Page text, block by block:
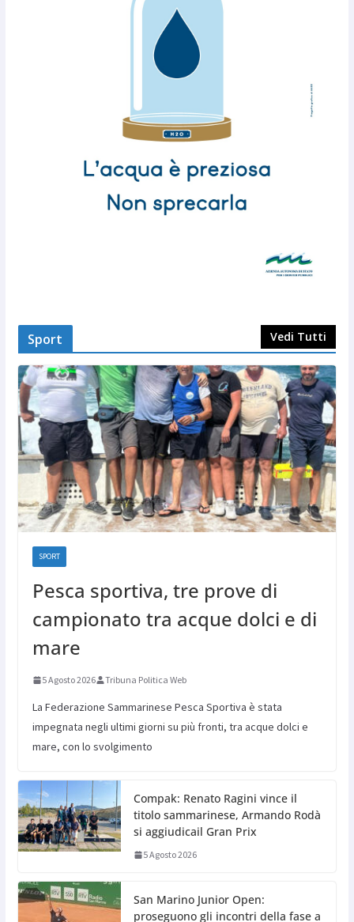
Sport Vedi Tutti
SPORT
Pesca sportiva, tre prove di
campionato tra acque dolci e di
mare
5 Agosto 2026 Tribuna Politica Web
La Federazione Sammarinese Pesca Sportiva è stata
impegnata negli ultimi giorni su più fronti, tra acque dolci e
mare, con lo svolgimento
Compak: Renato Ragini vince il
titolo sammarinese, Armando Rodà
si aggiudicail Gran Prix
5 Agosto 2026
San Marino Junior Open:
proseguono gli incontri della fase a